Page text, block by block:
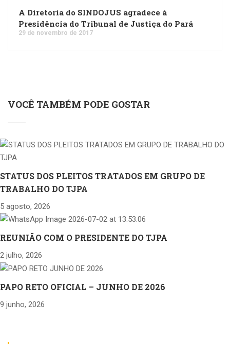
A Diretoria do SINDOJUS agradece à
Presidência do Tribunal de Justiça do Pará
29 de novembro de 2017
VOCÊ TAMBÉM PODE GOSTAR
STATUS DOS PLEITOS TRATADOS EM GRUPO DE
TRABALHO DO TJPA
5 agosto, 2026
REUNIÃO COM O PRESIDENTE DO TJPA
2 julho, 2026
PAPO RETO OFICIAL – JUNHO DE 2026
9 junho, 2026